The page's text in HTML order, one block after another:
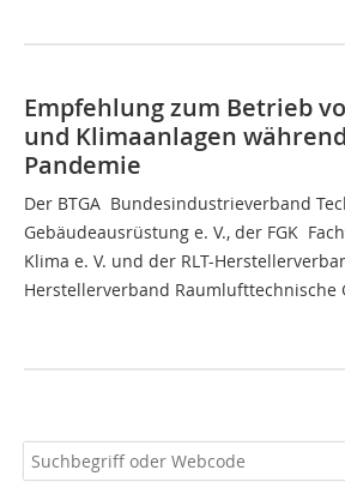
Empfehlung zum Betrieb
und Klimaanlagen
Pandemie
Der BTGA  Bundesindustrieverband
Gebäudeausrüstung e. V., der FGK 
Klima e. V. und der RLT-
Herstellerverband Raumlufttechnische